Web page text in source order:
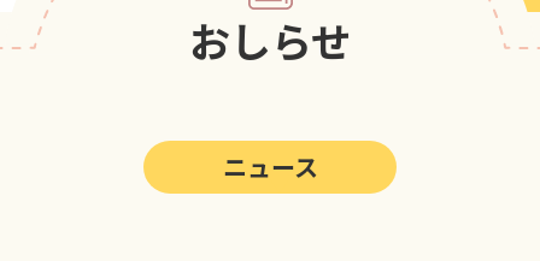
おしらせ
ニュース